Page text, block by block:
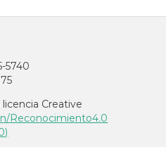
5740
Creative
Reconocimiento4.0